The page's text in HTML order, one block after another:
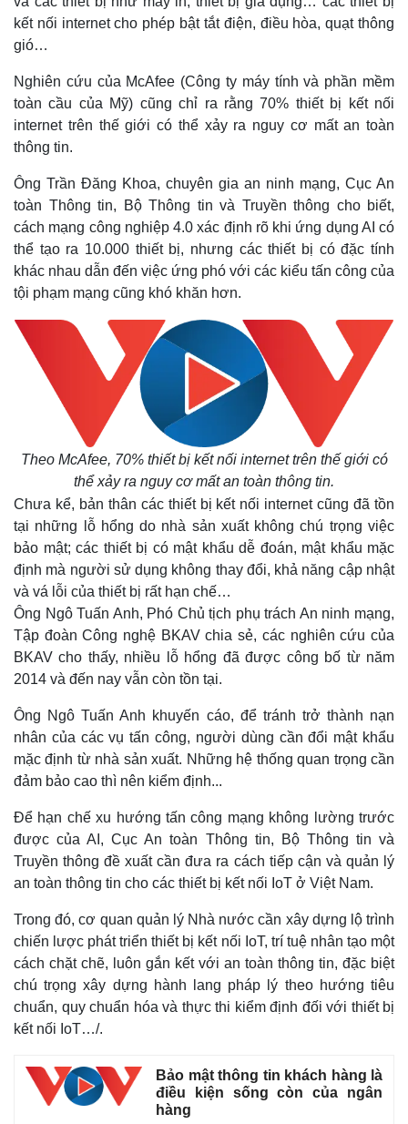
Thế giới
Quan sát
Cuộc sống đó đây
Hồ sơ
Multimedia
Video
Ảnh
kết nối internet cho phép bật tắt điện, điều hòa, quạt thông
gió…
Nghiên cứu của McAfee (Công ty máy tính và phần mềm
toàn cầu của Mỹ) cũng chỉ ra rằng 70% thiết bị kết nối
internet trên thế giới có thể xảy ra nguy cơ mất an toàn
thông tin.
Ông Trần Đăng Khoa, chuyên gia an ninh mạng, Cục An
toàn Thông tin, Bộ Thông tin và Truyền thông cho biết,
cách mạng công nghiệp 4.0 xác định rõ khi ứng dụng AI có
thể tạo ra 10.000 thiết bị, nhưng các thiết bị có đặc tính
khác nhau dẫn đến việc ứng phó với các kiểu tấn công của
tội phạm mạng cũng khó khăn hơn.
Theo McAfee, 70% thiết bị kết nối internet trên thế giới có
thể xảy ra nguy cơ mất an toàn thông tin.
Chưa kể, bản thân các thiết bị kết nối internet cũng đã tồn
tại những lỗ hổng do nhà sản xuất không chú trọng việc
bảo mật; các thiết bị có mật khẩu dễ đoán, mật khẩu mặc
định mà người sử dụng không thay đổi, khả năng cập nhật
và vá lỗi của thiết bị rất hạn chế…
Ông Ngô Tuấn Anh, Phó Chủ tịch phụ trách An ninh mạng,
Tập đoàn Công nghệ BKAV chia sẻ, các nghiên cứu của
BKAV cho thấy, nhiều lỗ hổng đã được công bố từ năm
2014 và đến nay vẫn còn tồn tại.
Ông Ngô Tuấn Anh khuyến cáo, để tránh trở thành nạn
nhân của các vụ tấn công, người dùng cần đổi mật khẩu
mặc định từ nhà sản xuất. Những hệ thống quan trọng cần
đảm bảo cao thì nên kiểm định...
Để hạn chế xu hướng tấn công mạng không lường trước
được của AI, Cục An toàn Thông tin, Bộ Thông tin và
Truyền thông đề xuất cần đưa ra cách tiếp cận và quản lý
an toàn thông tin cho các thiết bị kết nối IoT ở Việt Nam.
Trong đó, cơ quan quản lý Nhà nước cần xây dựng lộ trình
chiến lược phát triển thiết bị kết nối IoT, trí tuệ nhân tạo một
cách chặt chẽ, luôn gắn kết với an toàn thông tin, đặc biệt
chú trọng xây dựng hành lang pháp lý theo hướng tiêu
chuẩn, quy chuẩn hóa và thực thi kiểm định đối với thiết bị
kết nối IoT…/.
Bảo mật thông tin khách hàng là
điều kiện sống còn của ngân
hàng